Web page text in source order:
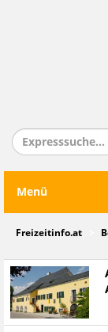
Menü
Freizeitinfo.at